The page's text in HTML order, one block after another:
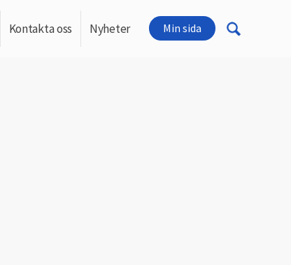
Kontakta oss Nyheter Min sida